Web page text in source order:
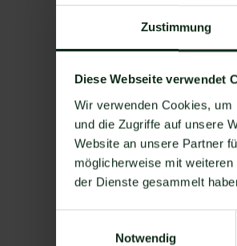
Zustimmung
Diese Webseite verwendet
Wir verwenden Cookies,
und die Zugriffe auf unsere
Website an unsere Partner
möglicherweise mit
der Dienste gesammelt
Notwendig